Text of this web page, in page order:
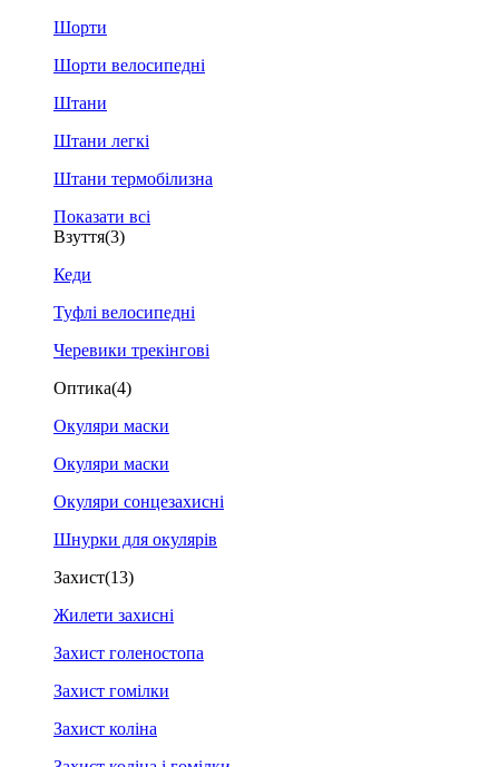
Шорти
Шорти велосипедні
Штани
Штани легкі
Штани термобілизна
Показати всі
Взуття(3)
Кеди
Туфлі велосипедні
Черевики трекінгові
Оптика(4)
Окуляри маски
Окуляри маски
Окуляри сонцезахисні
Шнурки для окулярів
Захист(13)
Жилети захисні
Захист голеностопа
Захист гомілки
Захист коліна